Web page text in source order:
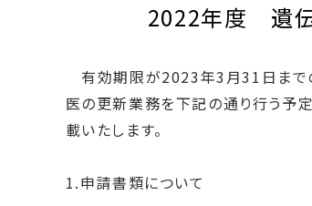
2022年度 遺伝
有効期限が2023年3月31日まで
医の更新業務を下記の通り行う予
載いたします。
1.申請書類について